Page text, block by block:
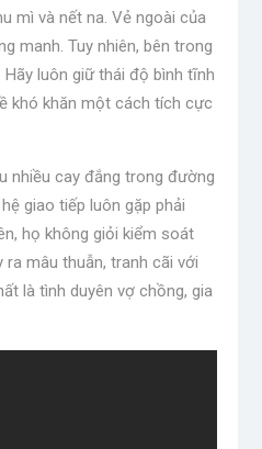
mì và nết na. Vẻ ngoài của
manh. Tuy nhiên, bên trong
luôn giữ thái độ bình tĩnh
khó khăn một cách tích cực
nhiều cay đắng trong đường
giao tiếp luôn gặp phải
họ không giỏi kiểm soát
ra mâu thuẫn, tranh cãi với
là tình duyên vợ chồng, gia